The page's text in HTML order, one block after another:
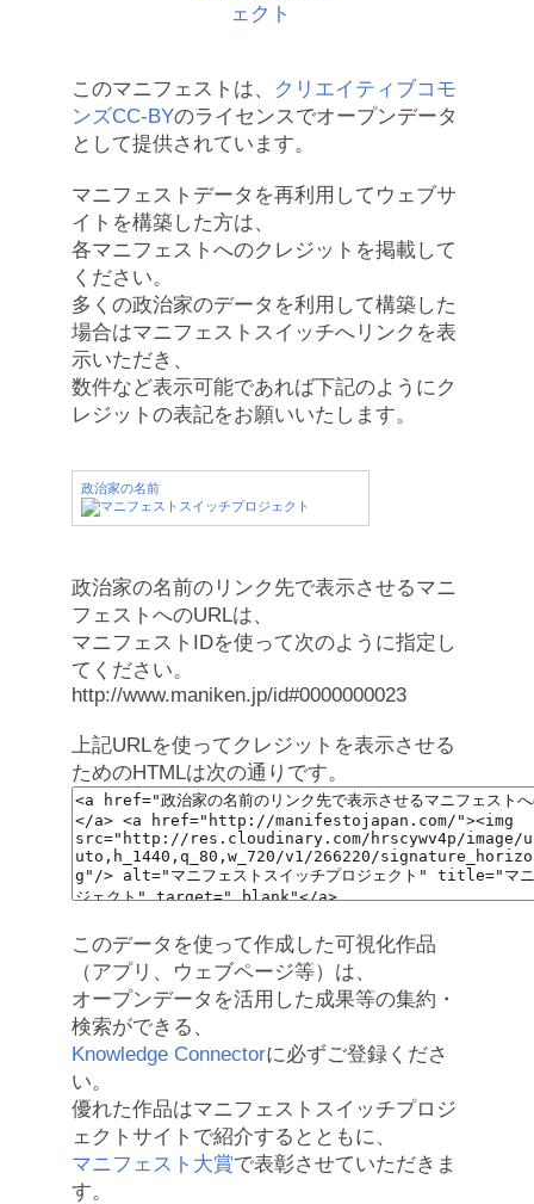
このマニフェストは、
クリエイティブコモ
ンズCC-BYのライセンスでオープンデータ
として提供されています。
マニフェストデータを再利用してウェブサ
イトを構築した方は、
各マニフェストへのクレジットを掲載して
ください。
多くの政治家のデータを利用して構築した
場合はマニフェストスイッチへリンクを表
示いただき、
数件など表示可能であれば下記のようにク
レジットの表記をお願いいたします。
政治家の名前
政治家の名前のリンク先で表示させるマニ
フェストへのURLは、
マニフェストIDを使って次のように指定し
てください。
http://www.maniken.jp/id#0000000023
上記URLを使ってクレジットを表示させる
ためのHTMLは次の通りです。
このデータを使って作成した可視化作品
（アプリ、ウェブページ等）は、
オープンデータを活用した成果等の集約・
検索ができる、
Knowledge Connectorに必ずご登録くださ
い。
優れた作品はマニフェストスイッチプロジ
ェクトサイトで紹介するとともに、
マニフェスト大賞で表彰させていただきま
す。